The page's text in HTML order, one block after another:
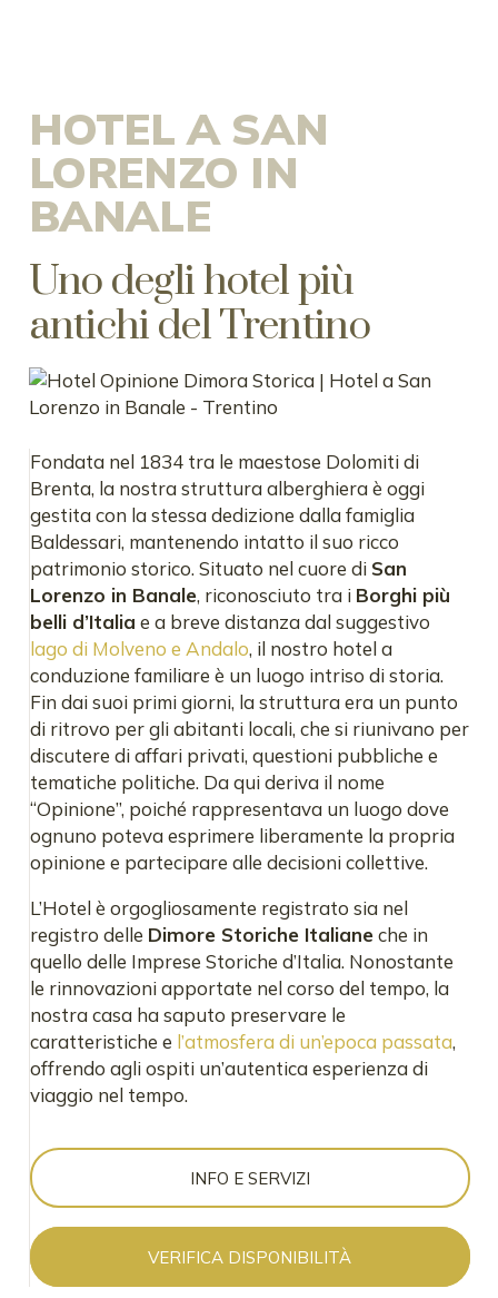
HOTEL A SAN
LORENZO IN
BANALE
Uno degli hotel più
antichi del Trentino
Fondata nel 1834 tra le maestose Dolomiti di
Brenta, la nostra struttura alberghiera è oggi
gestita con la stessa dedizione dalla famiglia
Baldessari, mantenendo intatto il suo ricco
patrimonio storico. Situato nel cuore di San
Lorenzo in Banale, riconosciuto tra i Borghi più
belli d’Italia e a breve distanza dal suggestivo
lago di Molveno e Andalo, il nostro hotel a
conduzione familiare è un luogo intriso di storia.
Fin dai suoi primi giorni, la struttura era un punto
di ritrovo per gli abitanti locali, che si riunivano per
discutere di affari privati, questioni pubbliche e
tematiche politiche. Da qui deriva il nome
“Opinione”, poiché rappresentava un luogo dove
ognuno poteva esprimere liberamente la propria
opinione e partecipare alle decisioni collettive.
L’Hotel è orgogliosamente registrato sia nel
registro delle Dimore Storiche Italianeche in
quello delle Imprese Storiche d’Italia. Nonostante
le rinnovazioni apportate nel corso del tempo, la
nostra casa ha saputo preservare le
caratteristiche e l’atmosfera di un’epoca passata,
offrendo agli ospiti un’autentica esperienza di
viaggio nel tempo.
INFO E SERVIZI
VERIFICA DISPONIBILITÀ